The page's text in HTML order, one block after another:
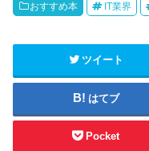
おすすめ本 IT業界
ツイート
はてブ
Pocket